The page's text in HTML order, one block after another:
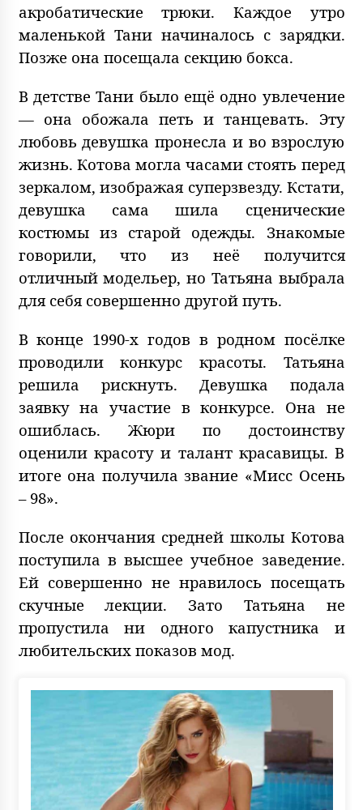
акробатические трюки. Каждое утро
маленькой Тани начиналось с зарядки.
Позже она посещала секцию бокса.
В детстве Тани было ещё одно увлечение
— она обожала петь и танцевать. Эту
любовь девушка пронесла и во взрослую
жизнь. Котова могла часами стоять перед
зеркалом, изображая суперзвезду. Кстати,
девушка сама шила сценические
костюмы из старой одежды. Знакомые
говорили, что из неё получится
отличный модельер, но Татьяна выбрала
для себя совершенно другой путь.
В конце 1990-х годов в родном посёлке
проводили конкурс красоты. Татьяна
решила рискнуть. Девушка подала
заявку на участие в конкурсе. Она не
ошиблась. Жюри по достоинству
оценили красоту и талант красавицы. В
итоге она получила звание «Мисс Осень
– 98».
После окончания средней школы Котова
поступила в высшее учебное заведение.
Ей совершенно не нравилось посещать
скучные лекции. Зато Татьяна не
пропустила ни одного капустника и
любительских показов мод.